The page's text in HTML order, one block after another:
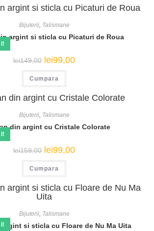
Bijuterii, Talismane
argint si sticla cu Picaturi de Roua
lei149,00 Prețul
inițial
a
fost:
lei149,00.
lei99,00Prețul
Cumpara
Bijuterii, Talismane
din argint cu Cristale Colorate
lei159,00 Prețul
inițial
a
fost:
lei159,00.
lei99,00Prețul
Cumpara
Bijuterii, Talismane
si sticla cu Floare de Nu Ma Uita